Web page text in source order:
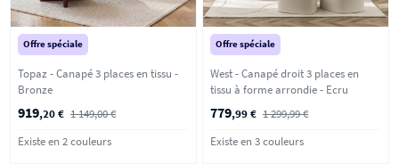
Offre spéciale
Topaz - Canapé 3 places en tissu -
Bronze
919,20 € 1 149,00 €
Existe en 2 couleurs
Offre spéciale
West - Canapé droit 3 places en
tissu à forme arrondie - Ecru
779,99 € 1 299,99 €
Existe en 3 couleurs